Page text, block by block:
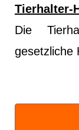
Tierhalter-
Die
gesetzliche